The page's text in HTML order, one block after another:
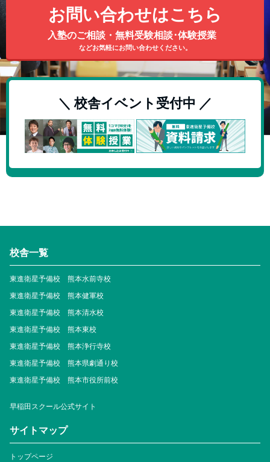
お問い合わせはこちら
入塾のご相談・無料受験相談･体験授業
などお気軽にお問い合わせください。
＼ 校舎イベント受付中 ／
校舎一覧
東進衛星予備校 熊本水前寺校
東進衛星予備校 熊本健軍校
東進衛星予備校 熊本清水校
東進衛星予備校 熊本東校
東進衛星予備校 熊本浄行寺校
東進衛星予備校 熊本県劇通り校
東進衛星予備校 熊本市役所前校
早稲田スクール公式サイト
サイトマップ
トップページ